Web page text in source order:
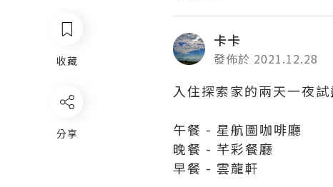
收藏
分享
卡卡
發佈於 2021.12.28
入住探索家的兩天一夜
午餐 - 星航圖咖啡廳
晚餐 - 芊彩餐廳
早餐 - 雲龍軒